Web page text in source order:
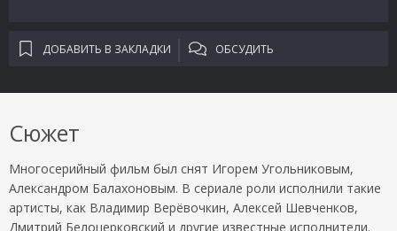
ДОБАВИТЬ В ЗАКЛАДКИ ОБСУДИТЬ
Сюжет
Многосерийный фильм был снят Игорем Угольниковым,
Александром Балахоновым. В сериале роли исполнили такие
артисты, как Владимир Верёвочкин, Алексей Шевченков,
Дмитрий Белоцерковский и другие известные исполнители.